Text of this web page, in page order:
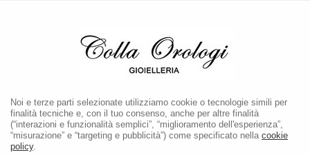
Noi e terze parti selezionate utilizziamo cookie o tecnologie simili per
finalità tecniche e, con il tuo consenso, anche per altre finalità
(“interazioni e funzionalità semplici”, “miglioramento dell'esperienza”,
“misurazione” e “targeting e pubblicità”) come specificato nella cookie
policy.